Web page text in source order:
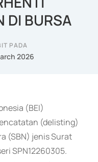
DI BURSA
PADA
2026
(BEI)
(delisting)
(SBN) jenis Surat
SPN12260305.